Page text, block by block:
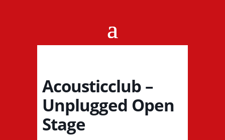
Acousticclub –
Unplugged Open
Stage